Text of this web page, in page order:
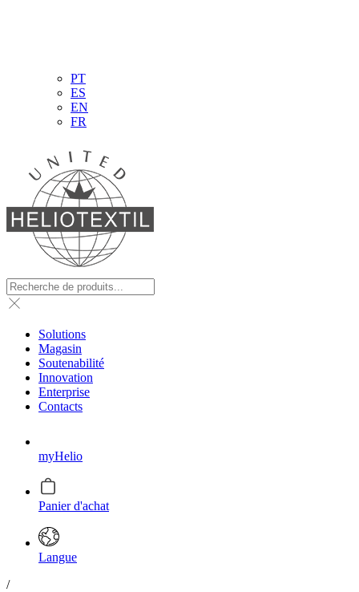
PT
ES
EN
FR
Solutions
Magasin
Soutenabilité
Innovation
Enterprise
Contacts
myHelio
Panier d'achat
Langue
/